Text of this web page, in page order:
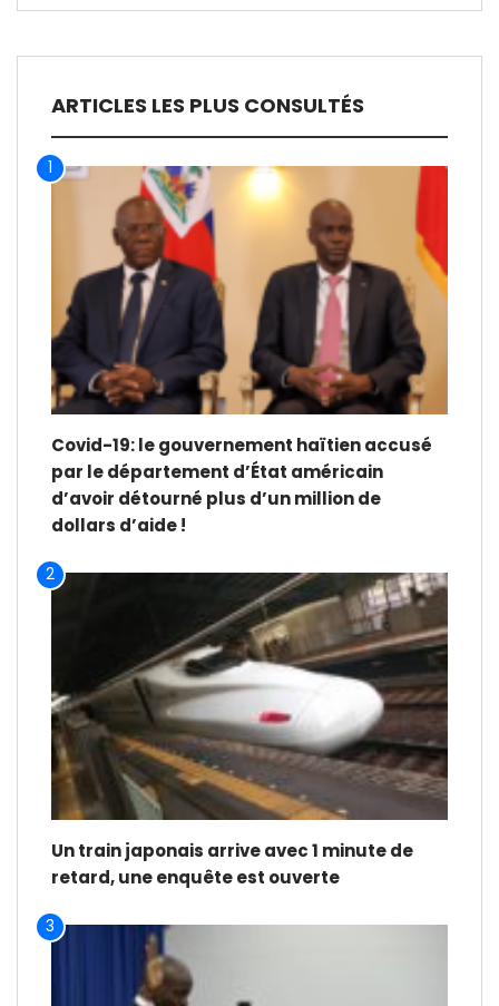
ARTICLES LES PLUS CONSULTÉS
1
Covid-19: le gouvernement haïtien accusé
par le département d’État américain
d’avoir détourné plus d’un million de
dollars d’aide !
2
Un train japonais arrive avec 1 minute de
retard, une enquête est ouverte
3